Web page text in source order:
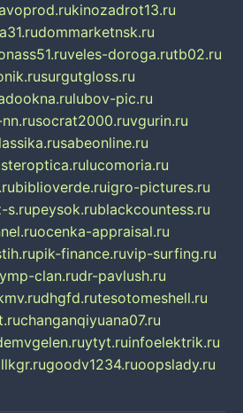
kinozadrot13.ru
dommarketnsk.ru
veles-doroga.rutb02.ru
surgutgloss.ru
lubov-pic.ru
socrat2000.ruvgurin.ru
sabeonline.ru
lucomoria.ru
biblioverde.ruigro-pictures.ru
s.rupeysok.rublackcountess.ru
ocenka-appraisal.ru
pik-finance.ruvip-surfing.ru
clan.rudr-pavlush.ru
dhgfd.rutesotomeshell.ru
changanqiyuana07.ru
ytyt.ruinfoelektrik.ru
goodv1234.ruoopslady.ru